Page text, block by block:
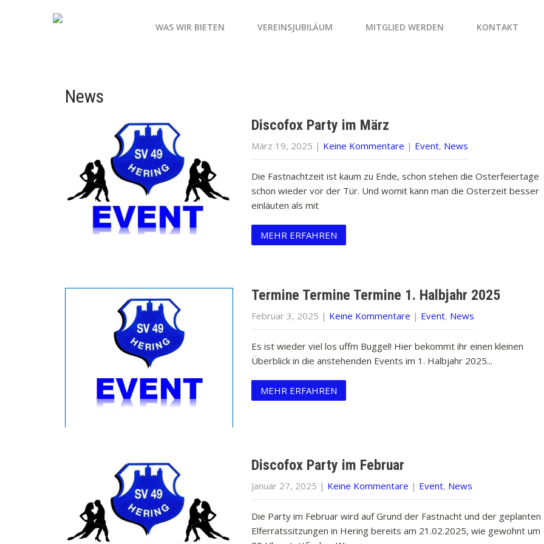
WAS WIR BIETEN VEREINSJUBILÄUM MITGLIED WERDEN KONTAKT
News
Discofox Party im März
März 19, 2025 | Keine Kommentare | Event, News
Die Fastnachtzeit ist kaum zu Ende, schon stehen die Osterfeiertage
schon wieder vor der Tür. Und womit kann man die Osterzeit besser
einläuten als mit
MEHR ERFAHREN
Termine Termine Termine 1. Halbjahr 2025
Februar 3, 2025 | Keine Kommentare | Event, News
Es ist wieder viel los uffm Buggel! Hier bekommt ihr einen kleinen
Überblick in die anstehenden Events im 1. Halbjahr 2025...
MEHR ERFAHREN
Discofox Party im Februar
Januar 27, 2025 | Keine Kommentare | Event, News
Die Party im Februar wird auf Grund der Fastnacht und der geplanten
Elferratssitzungen in Hering bereits am 21.02.2025, wie gewohnt um